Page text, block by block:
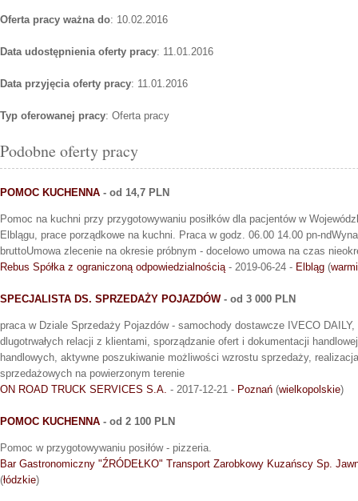
Oferta pracy ważna do: 10.02.2016
Data udostępnienia oferty pracy: 11.01.2016
Data przyjęcia oferty pracy: 11.01.2016
Typ oferowanej pracy: Oferta pracy
Podobne oferty pracy
POMOC KUCHENNA - od 14,7 PLN
Pomoc na kuchni przy przygotowywaniu posiłków dla pacjentów w
Elblągu, prace porządkowe na kuchni. Praca w godz. 06.00 14.00 pn-
bruttoUmowa zlecenie na okresie próbnym - docelowo umowa na czas
Rebus Spółka z ograniczoną odpowiedzialnością- 2019-06-24 - Elbląg (
SPECJALISTA DS. SPRZEDAŻY POJAZDÓW- od 3 000 PLN
praca w Dziale Sprzedaży Pojazdów - samochody dostawcze IVECO
dlugotrwałych relacji z klientami, sporządzanie ofert i dokumentacji
handlowych, aktywne poszukiwanie możliwości wzrostu sprzedaży,
sprzedażowych na powierzonym terenie
ON ROAD TRUCK SERVICES S.A. - 2017-12-21 - Poznań (wielkopolskie)
POMOC KUCHENNA - od 2 100 PLN
Pomoc w przygotowywaniu posiłów - pizzeria.
Bar Gastronomiczny "ŹRÓDEŁKO" Transport Zarobkowy Kuzańscy Sp.
(łódzkie)